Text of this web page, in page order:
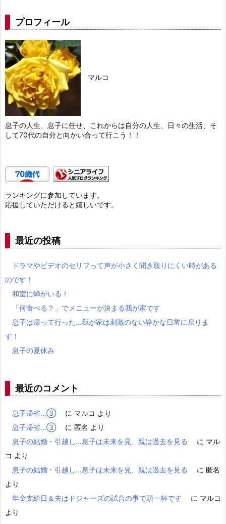
プロフィール
マルコ
息子の人生、息子に任せ、これからは自分の人生、日々の生活、そ
して70代の自分と向かい合って行こう！！
ランキングに参加しています。
応援していただけると嬉しいです。
最近の投稿
ドラマやビデオのセリフって声が小さく聞き取りにくい時がある
のです！
和室に蝉がいる！
「何食べる？」でメニューが決まる我が家です
息子は帰って行った…我が家は刺激のない静かな日常に戻りま
す！
息子の夏休み
最近のコメント
息子帰省…③ に マルコ より
息子帰省…③
に 匿名 より
息子の結婚・引越し…息子は未来を見、親は過去を見る
に マル
コ より
息子の結婚・引越し…息子は未来を見、親は過去を見る
に 匿名
より
年金支給日＆夫はドジャーズの試合の事で頭一杯です
に マルコ
より